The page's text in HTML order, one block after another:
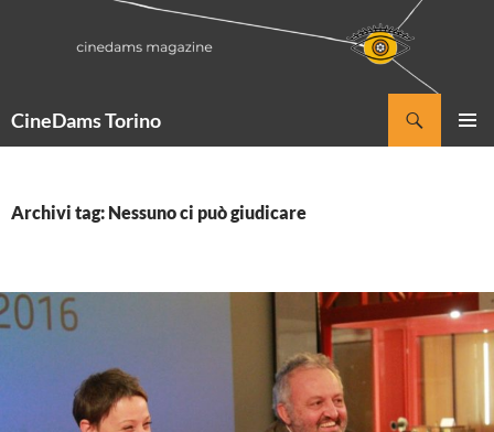
CineDams Torino
Archivi tag: Nessuno ci può giudicare